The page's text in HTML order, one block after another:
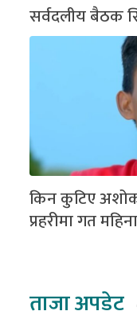
सर्वदलीय बैठक
किन कुटिए अशोक
प्रहरीमा गत
ताजा अपडेट